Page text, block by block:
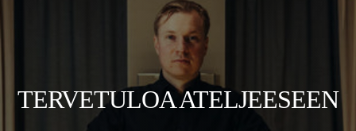
TERVETULOA ATELJEESEEN